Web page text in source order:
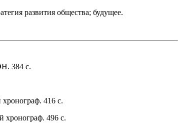
развития общества; будущее.
384 с.
416 с.
хронограф. 496 с.